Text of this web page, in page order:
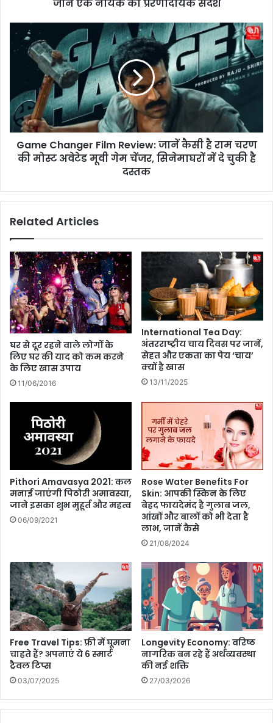
d
मी
वि
वे
का
ज
ती
ने
ए
क
ना
य
क
का
प्रे
र
णा
दा
जाने एक नायक का प्रेरणादायक संदेश
m
a
n
g
R
i
e
w
:
जा
नें
कै
सी
है
म
च
अ
वे
टे
ड
म
चें
ज
र
,
सि
ने
मा
घ
रों
दे
Game Changer Film Review: जानें कैसी है राम चरण
की मोस्ट अवेटेड मूवी गेम चेंजर, सिनेमाघरों में दे चुकी है
दस्तक
Related Articles
घर से दूर रहने वाले लोगों के
लिए घर की याद को कम करने
के लिए खास उपाय
11/06/2016
International Tea Day:
अंतरराष्ट्रीय चाय दिवस पर जानें,
सेहत और एकता का पेय ‘चाय’
क्यों है खास
13/11/2025
Pithori Amavasya 2021: कल
मनाई जाएंगी पिठोरी अमावस्या,
जाने इसका शुभ मुहूर्त और महत्व
06/09/2021
Rose Water Benefits For
Skin: आपकी स्किन के लिए
बेहद फायदेमंद है गुलाब जल,
आंखों और बालों को भी देता है
लाभ, जानें कैसे
21/08/2024
Free Travel Tips: फ्री में घूमना
चाहते हैं? अपनाएं ये 6 स्मार्ट
ट्रैवल टिप्स
03/07/2025
Longevity Economy: वरिष्ठ
नागरिक बन रहे हैं अर्थव्यवस्था
की नई शक्ति
27/03/2026